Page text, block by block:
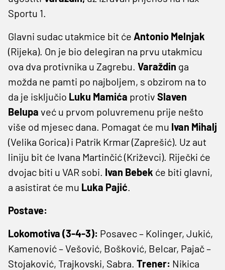
Sportu 1.
Glavni sudac utakmice bit će Antonio Melnjak
(Rijeka). On je bio delegiran na prvu utakmicu
ova dva protivnika u Zagrebu. Varaždin ga
možda ne pamti po najboljem, s obzirom na to
da je isključio Luku Mamića protiv Slaven
Belupa već u prvom poluvremenu prije nešto
više od mjesec dana. Pomagat će mu Ivan Mihalj
(Velika Gorica) i Patrik Krmar (Zaprešić). Uz aut
liniju bit će Ivana Martinčić (Križevci). Riječki će
dvojac biti u VAR sobi. Ivan Bebek će biti glavni,
a asistirat će mu Luka Pajić.
Postave:
Lokomotiva (3-4-3): Posavec – Kolinger, Jukić,
Kamenović – Vešović, Bošković, Belcar, Pajač –
Stojaković, Trajkovski, Sabra. Trener: Nikica